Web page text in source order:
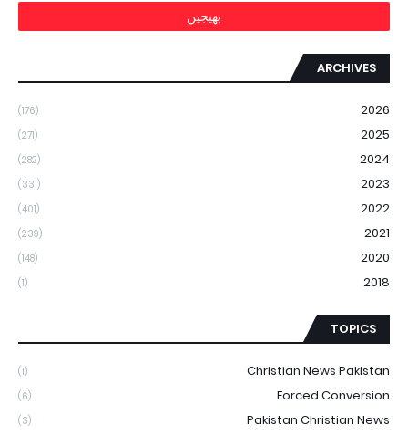
ARCHIVES
2026
(176)
2025
(271)
2024
(282)
2023
(331)
2022
(401)
2021
(239)
2020
(148)
2018
(1)
TOPICS
Christian News Pakistan
(1)
Forced Conversion
(6)
Pakistan Christian News
(3)